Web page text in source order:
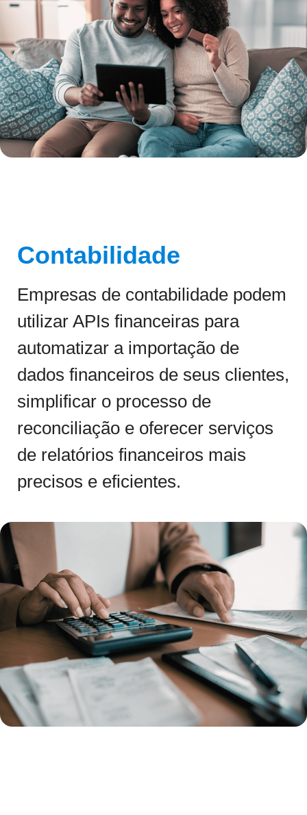
Contabilidade
Empresas de contabilidade podem
utilizar APIs financeiras para
automatizar a importação de
dados financeiros de seus clientes,
simplificar o processo de
reconciliação e oferecer serviços
de relatórios financeiros mais
precisos e eficientes.